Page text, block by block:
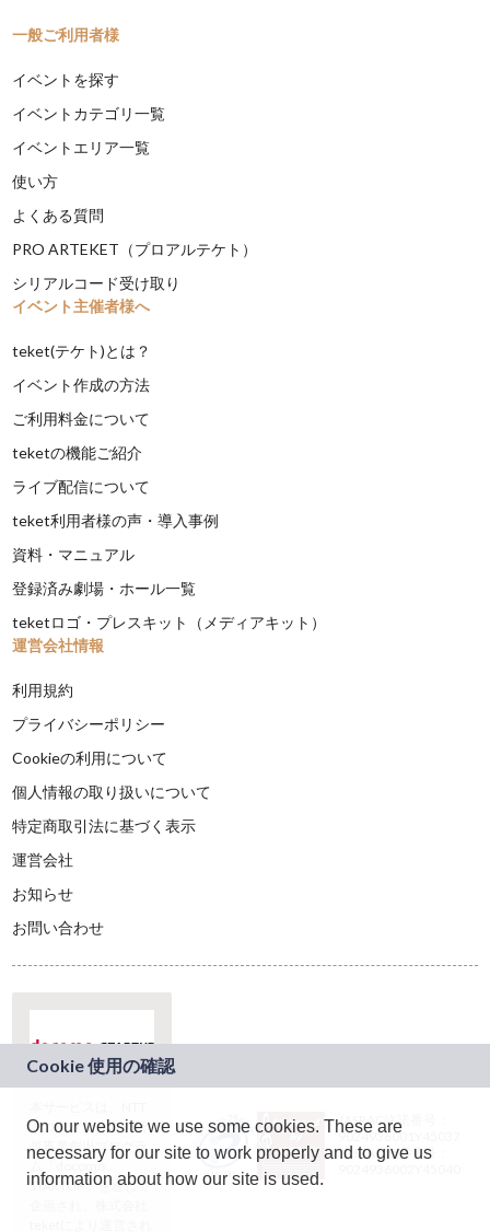
一般ご利用者様
イベントを探す
イベントカテゴリ一覧
イベントエリア一覧
使い方
よくある質問
PRO ARTEKET（プロアルテケト）
シリアルコード受け取り
イベント主催者様へ
teket(テケト)とは？
イベント作成の方法
ご利用料金について
teketの機能ご紹介
ライブ配信について
teket利用者様の声・導入事例
資料・マニュアル
登録済み劇場・ホール一覧
teketロゴ・プレスキット（メディアキット）
運営会社情報
利用規約
プライバシーポリシー
Cookieの利用について
個人情報の取り扱いについて
特定商取引法に基づく表示
運営会社
お知らせ
お問い合わせ
ドコモグループの新
規事業創出プログラ
ム「docomo
STARTUP」を通じて
JASRAC許諾番号：
9024936001Y45037
JASRAC許諾番号：
On our website we use some cookies. These are
necessary for our site to work properly and to give us
information about how our site is used.